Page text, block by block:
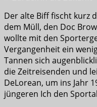
Der alte Biff fischt kurz
dem Müll, den Doc
wollte mit den
Vergangenheit ein
Tannen sich
die Zeitreisenden und
DeLorean, um ins Jahr
jüngeren Ich den